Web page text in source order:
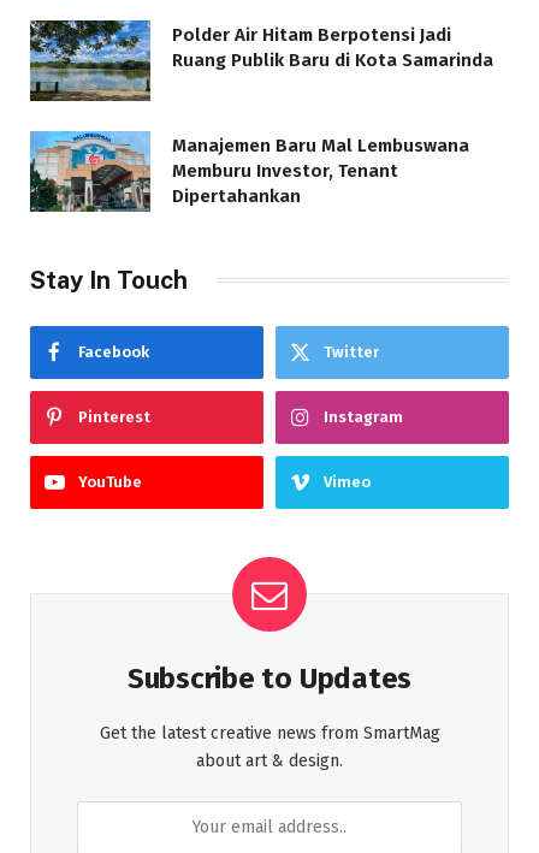
Polder Air Hitam Berpotensi Jadi
Ruang Publik Baru di Kota Samarinda
Manajemen Baru Mal Lembuswana
Memburu Investor, Tenant
Dipertahankan
Stay In Touch
Facebook Twitter
Pinterest Instagram
YouTube Vimeo
Subscribe to Updates
Get the latest creative news from SmartMag
about art & design.